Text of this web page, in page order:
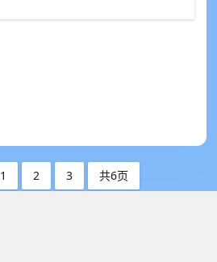
1 2 3 共6页